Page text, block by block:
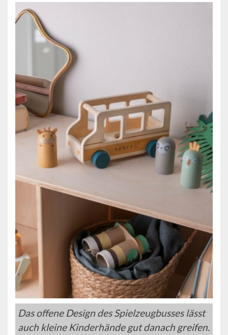
Das offene Design des Spielzeugbusses lässt
auch kleine Kinderhände gut danach greifen.